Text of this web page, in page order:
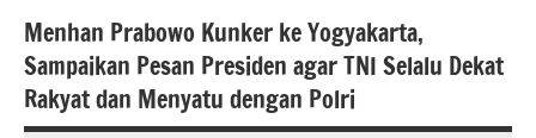
Menhan Prabowo Kunker ke Yogyakarta,
Sampaikan Pesan Presiden agar TNI Selalu Dekat
Rakyat dan Menyatu dengan Polri